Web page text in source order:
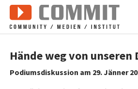
Zum Hauptinhalt springen
Hände weg von unseren
Podiumsdiskussion am 29. Jänner